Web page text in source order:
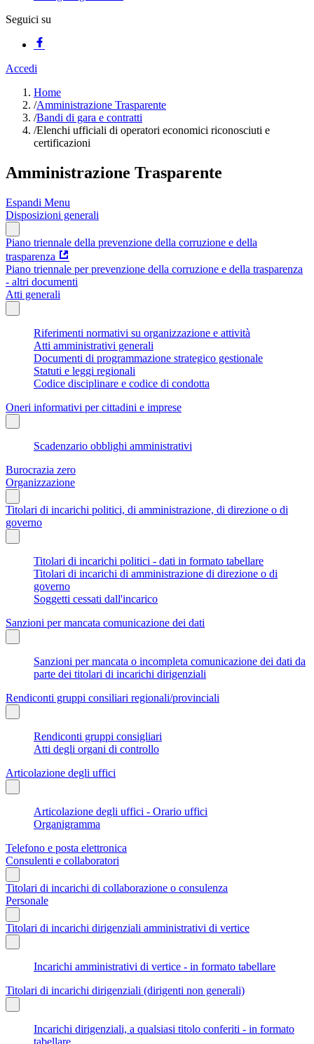
Seguici su
Accedi
Home
/Amministrazione Trasparente
/Bandi di gara e contratti
/Elenchi ufficiali di operatori economici riconosciuti e
certificazioni
Amministrazione Trasparente
Espandi Menu
Disposizioni generali
Piano triennale della prevenzione della corruzione e della
trasparenza
Piano triennale per prevenzione della corruzione e della trasparenza
- altri documenti
Atti generali
Riferimenti normativi su organizzazione e attività
Atti amministrativi generali
Documenti di programmazione strategico gestionale
Statuti e leggi regionali
Codice disciplinare e codice di condotta
Oneri informativi per cittadini e imprese
Scadenzario obblighi amministrativi
Burocrazia zero
Organizzazione
Titolari di incarichi politici, di amministrazione, di direzione o di
governo
Titolari di incarichi politici - dati in formato tabellare
Titolari di incarichi di amministrazione di direzione o di
governo
Soggetti cessati dall'incarico
Sanzioni per mancata comunicazione dei dati
Sanzioni per mancata o incompleta comunicazione dei dati da
parte dei titolari di incarichi dirigenziali
Rendiconti gruppi consiliari regionali/provinciali
Rendiconti gruppi consigliari
Atti degli organi di controllo
Articolazione degli uffici
Articolazione degli uffici - Orario uffici
Organigramma
Telefono e posta elettronica
Consulenti e collaboratori
Titolari di incarichi di collaborazione o consulenza
Personale
Titolari di incarichi dirigenziali amministrativi di vertice
Incarichi amministrativi di vertice - in formato tabellare
Titolari di incarichi dirigenziali (dirigenti non generali)
Incarichi dirigenziali, a qualsiasi titolo conferiti - in formato
tabellare